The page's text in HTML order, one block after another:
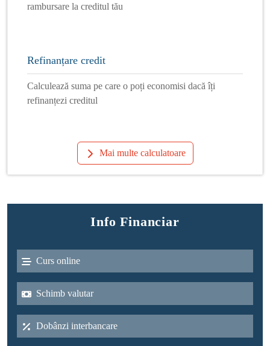
rambursare la creditul tău
Refinanțare credit
Calculează suma pe care o poți economisi dacă îți
refinanțezi creditul
Mai multe calculatoare
Info Financiar
Curs online
Schimb valutar
Dobânzi interbancare